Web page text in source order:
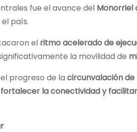
fue el avance del Monorriel
país.
el ritmo acelerado de
la movilidad de
progreso de la circunvalación
la conectividad y